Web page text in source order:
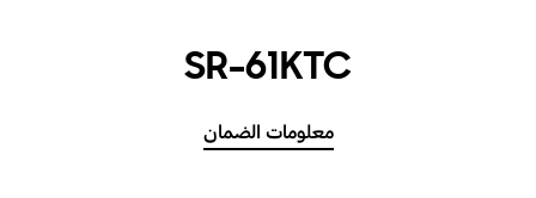
SR-61KTC
معلومات الضمان